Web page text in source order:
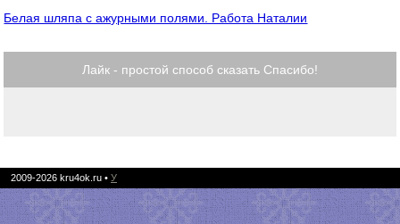
Белая шляпа с ажурными полями. Работа Наталии
Лайк - простой способ сказать Спасибо!
2009-2026 kru4ok.ru • У